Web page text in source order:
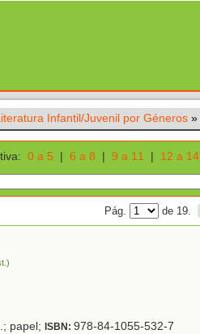
Infantil/Juvenil por Géneros »
0 a 5 | 6 a 8 | 9 a 11 | 12 a 14
Pág. de 19.
papel; ISBN: 978-84-1055-532-7